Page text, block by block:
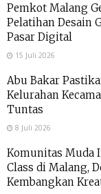
Pemkot Malang
Pelatihan Desain
Pasar Digital
15 Juli 2026
Abu Bakar
Kelurahan
Tuntas
8 Juli 2026
Komunitas Muda
Class di Malang,
Kembangkan